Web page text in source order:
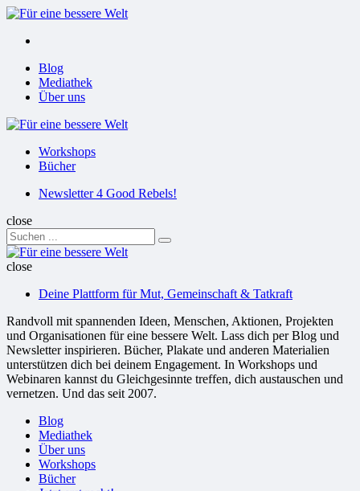
Menu
Menu
Blog
Mediathek
Über uns
Für
Workshops
Bücher
SuchenNewsletter 4 Good Rebels!
close
Search
for:
Suchen
Für
Welt
close
Deine Plattform für Mut, Gemeinschaft & Tatkraft
Randvoll mit spannenden Ideen, Menschen, Aktionen, Projekten
und Organisationen für eine bessere Welt. Lass dich per Blog und
Newsletter inspirieren. Bücher, Plakate und anderen Materialien
unterstützen dich bei deinem Engagement. In Workshops und
Webinaren kannst du Gleichgesinnte treffen, dich austauschen und
vernetzen. Und das seit 2007.
Blog
Mediathek
Über uns
Workshops
Bücher